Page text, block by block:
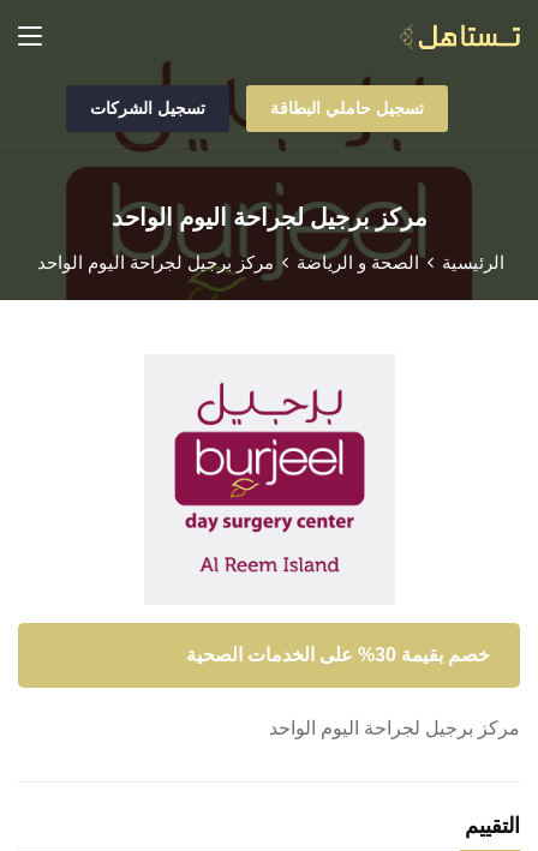
تسجيل حاملي البطاقة تسجيل الشركات
مركز برجيل لجراحة اليوم الواحد
الرئيسية الصحة و الرياضة مركز برجيل لجراحة اليوم الواحد
خصم بقيمة 30% على الخدمات الصحية
مركز برجيل لجراحة اليوم الواحد
التقييم